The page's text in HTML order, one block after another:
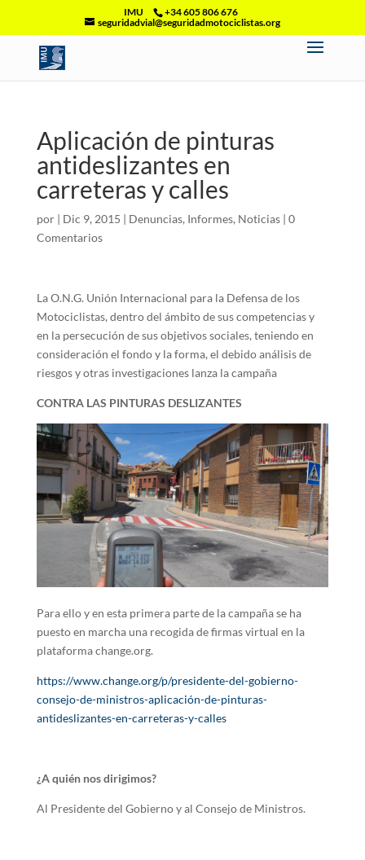
IMU
+34 605 806 676
seguridadvial@seguridadmotociclistas.org
Aplicación de pinturas
antideslizantes en
carreteras y calles
por | Dic 9, 2015 | Denuncias, Informes, Noticias| 0
Comentarios
La O.N.G. Unión Internacional para la Defensa de los
Motociclistas, dentro del ámbito de sus competencias y
en la persecución de sus objetivos sociales, teniendo en
consideración el fondo y la forma, el debido análisis de
riesgos y otras investigaciones lanza la campaña
CONTRA LAS PINTURAS DESLIZANTES
Para ello y en esta primera parte de la campaña se ha
puesto en marcha una recogida de firmas virtual en la
plataforma change.org.
https://www.change.org/p/presidente-del-gobierno-
consejo-de-ministros-aplicación-de-pinturas-
antideslizantes-en-carreteras-y-calles
¿A quién nos dirigimos?
Al Presidente del Gobierno y al Consejo de Ministros.